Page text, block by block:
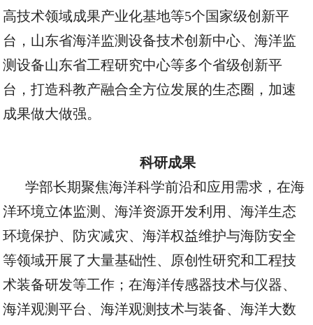
高技术领域成果产业化基地等5个国家级创新平
台，山东省海洋监测设备技术创新中心、海洋监
测设备山东省工程研究中心等多个省级创新平
台，打造科教产融合全方位发展的生态圈，加速
成果做大做强。
科研成果
学部长期聚焦海洋科学前沿和应用需求，在海
洋环境立体监测、海洋资源开发利用、海洋生态
环境保护、防灾减灾、海洋权益维护与海防安全
等领域开展了大量基础性、原创性研究和工程技
术装备研发等工作；在海洋传感器技术与仪器、
海洋观测平台、海洋观测技术与装备、海洋大数